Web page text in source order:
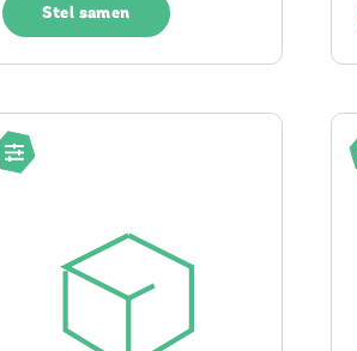
Stel samen